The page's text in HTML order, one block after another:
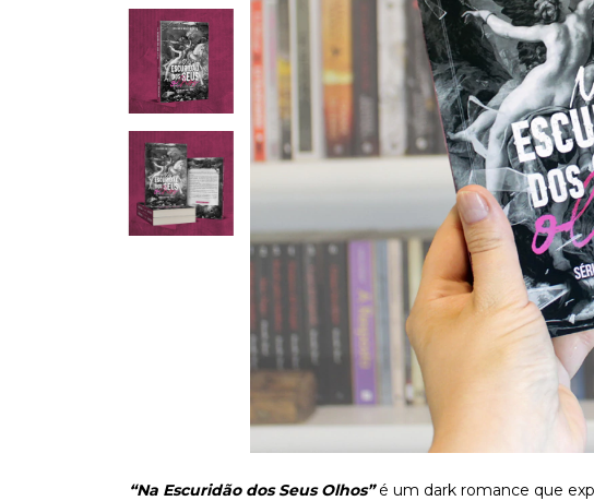
“Na Escuridão dos Seus Olhos”é um dark romance que